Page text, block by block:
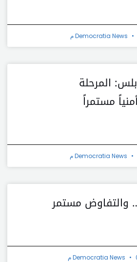
Democratia News
المرحلة
مستمراً
Democratia News
والتفاوض مستمر
Democratia News